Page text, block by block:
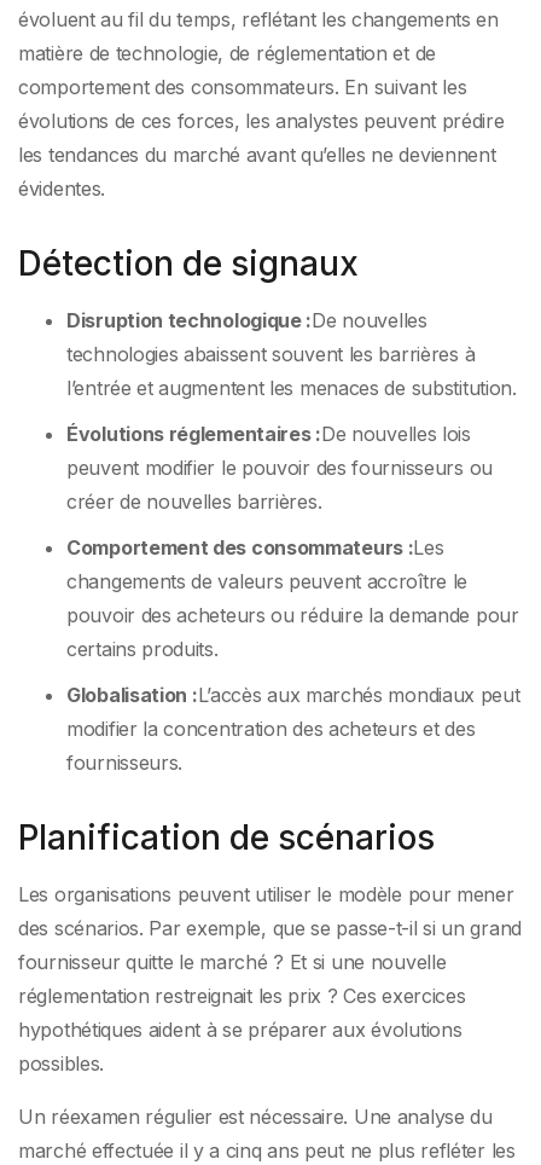
évoluent au fil du temps, reflétant les changements en
matière de technologie, de réglementation et de
comportement des consommateurs. En suivant les
évolutions de ces forces, les analystes peuvent prédire
les tendances du marché avant qu’elles ne deviennent
évidentes.
Détection de signaux
Disruption technologique :De nouvelles
technologies abaissent souvent les barrières à
l’entrée et augmentent les menaces de substitution.
Évolutions réglementaires :De nouvelles lois
peuvent modifier le pouvoir des fournisseurs ou
créer de nouvelles barrières.
Comportement des consommateurs :Les
changements de valeurs peuvent accroître le
pouvoir des acheteurs ou réduire la demande pour
certains produits.
Globalisation :L’accès aux marchés mondiaux peut
modifier la concentration des acheteurs et des
fournisseurs.
Planification de scénarios
Les organisations peuvent utiliser le modèle pour mener
des scénarios. Par exemple, que se passe-t-il si un grand
fournisseur quitte le marché ? Et si une nouvelle
réglementation restreignait les prix ? Ces exercices
hypothétiques aident à se préparer aux évolutions
possibles.
Un réexamen régulier est nécessaire. Une analyse du
marché effectuée il y a cinq ans peut ne plus refléter les